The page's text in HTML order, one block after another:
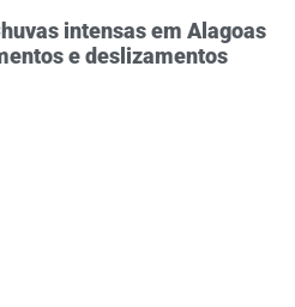
intensas em Alagoas
e deslizamentos